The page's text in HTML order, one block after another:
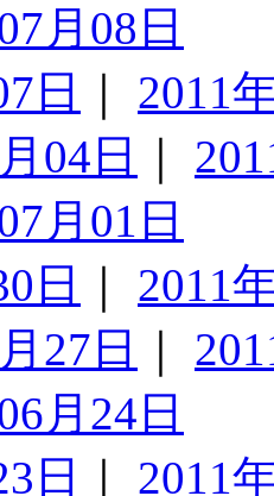
月08日
日
2011
04日
月01日
日
2011
27日
月24日
日
2011